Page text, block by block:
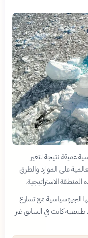
عميقة نتيجة لتغير
على الموارد والطرق
الاستراتيجية.
الجيوسياسية مع تسارع
كانت في السابق غير